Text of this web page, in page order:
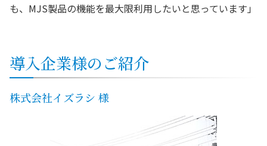
も、MJS製品の機能を最大限利用したいと思っています」
導入企業様のご紹介
株式会社イズラシ 様